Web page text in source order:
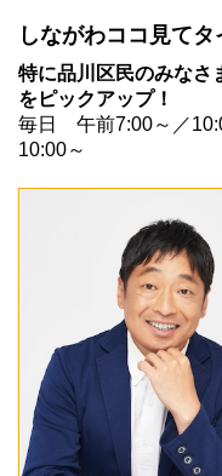
しながわココ見てタ
特に品川区民のみなさ
をピックアップ！
毎日 午前7:00～／
10:00～